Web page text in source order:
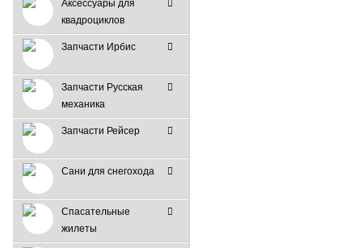
Аксессуары для
квадроциклов
Запчасти Ирбис
Запчасти Русская
механика
Запчасти Рейсер
Сани для снегохода
Спасательные
жилеты